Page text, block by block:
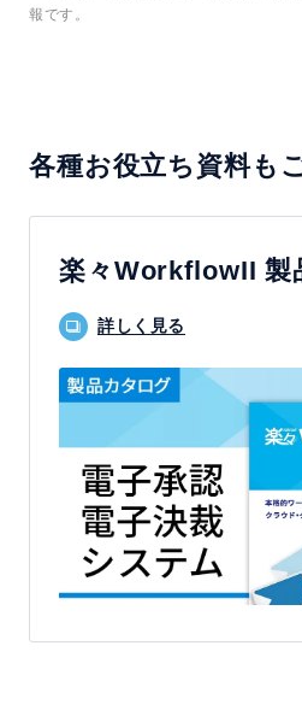
報です。
各種お役立ち資料も
楽々WorkflowII 製
詳しく見る